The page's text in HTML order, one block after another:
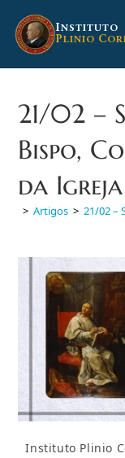
para
INSTITUTO
PLINIO C
21/02 –
Bispo,
da Igreja
> Artigos > 21/02 –
Autor
Instituto Plinio